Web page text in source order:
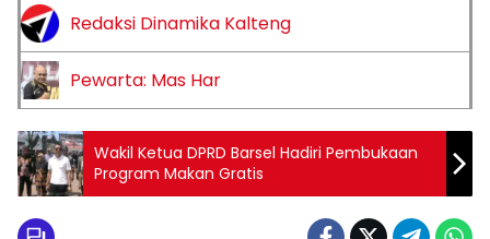
Redaksi Dinamika Kalteng
Pewarta: Mas Har
Wakil Ketua DPRD Barsel Hadiri Pembukaan
Program Makan Gratis